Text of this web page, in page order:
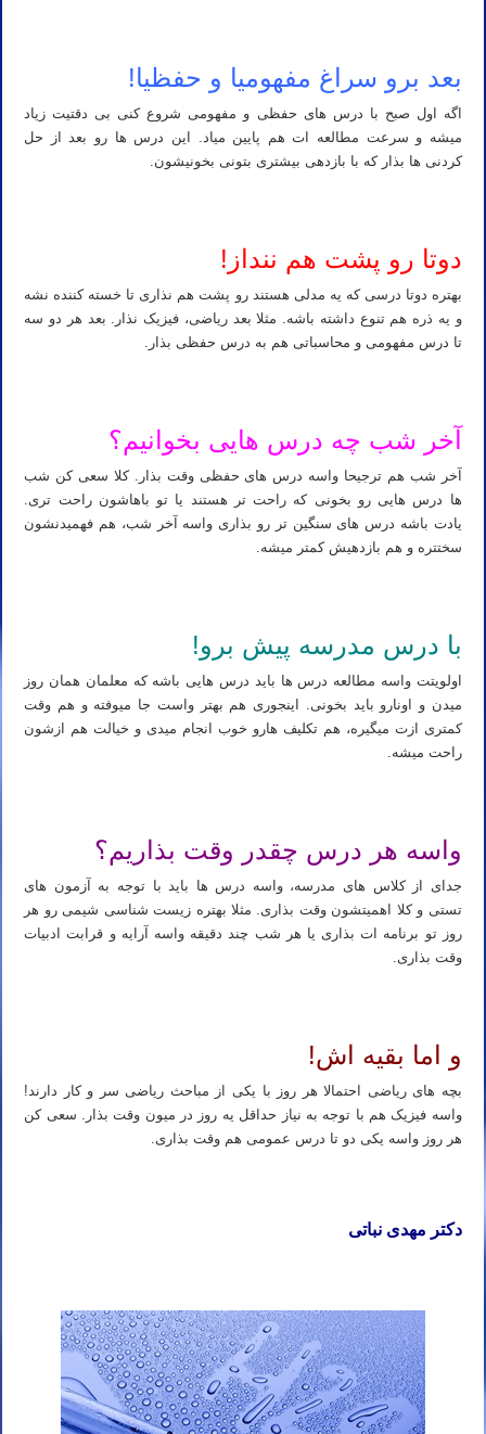
بعد برو سراغ مفهومیا و حفظیا!
اگه اول صبح با درس های حفظی و مفهومی شروع کنی بی دقتیت زیاد
میشه و سرعت مطالعه ات هم پایین میاد. این درس ها رو بعد از حل
کردنی ها بذار که با بازدهی بیشتری بتونی بخونیشون.
دوتا رو پشت هم ننداز!
بهتره دوتا درسی که یه مدلی هستند رو پشت هم نذاری تا خسته کننده نشه
و یه ذره هم تنوع داشته باشه. مثلا بعد ریاضی، فیزیک نذار. بعد هر دو سه
تا درس مفهومی و محاسباتی هم به درس حفظی بذار.
آخر شب چه درس هایی بخوانیم؟
آخر شب هم ترجیحا واسه درس های حفظی وقت بذار. کلا سعی کن شب
ها درس هایی رو بخونی که راحت تر هستند یا تو باهاشون راحت تری.
یادت باشه درس های سنگین تر رو بذاری واسه آخر شب، هم فهمیدنشون
سختتره و هم بازدهیش کمتر میشه.
با درس مدرسه پیش برو!
اولویتت واسه مطالعه درس ها باید درس هایی باشه که معلمان همان روز
میدن و اونارو باید بخونی. اینجوری هم بهتر واست جا میوفته و هم وقت
کمتری ازت میگیره، هم تکلیف هارو خوب انجام میدی و خیالت هم ازشون
راحت میشه.
واسه هر درس چقدر وقت بذاریم؟
جدای از کلاس های مدرسه، واسه درس ها باید با توجه به آزمون های
تستی و کلا اهمیتشون وقت بذاری. مثلا بهتره زیست شناسی شیمی رو هر
روز تو برنامه ات بذاری یا هر شب چند دقیقه واسه آرایه و قرابت ادبیات
وقت بذاری.
و اما بقیه اش!
بچه های ریاضی احتمالا هر روز با یکی از مباحث ریاضی سر و کار دارند!
واسه فیزیک هم با توجه به نیاز حداقل یه روز در میون وقت بذار. سعی کن
هر روز واسه یکی دو تا درس عمومی هم وقت بذاری.
دکتر مهدی نباتی